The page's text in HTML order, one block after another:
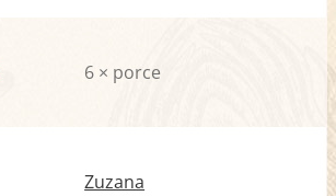
6 × porce
Zuzana